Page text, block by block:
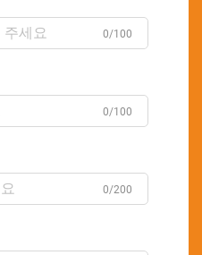
0/100
0/100
0/200